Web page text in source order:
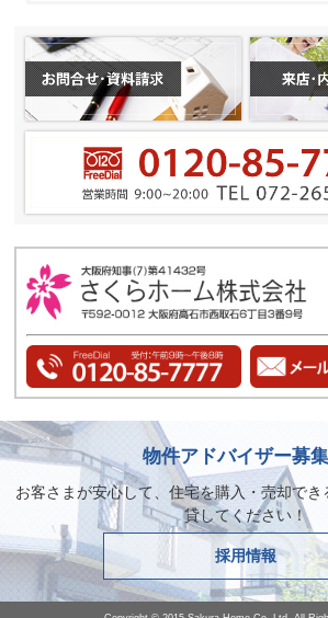
物件アドバイザー募
お客さまが安心して、住宅を購入・売却で
貸してください！
採用情報